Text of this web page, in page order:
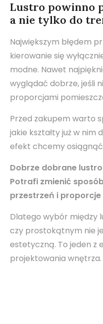
Lustro powinno
a nie tylko do
Największym błędem
kierowanie się
modne. Nawet
wyglądać dobrze, jeśli
proporcjami
Przed zakupem warto
jakie kształty już w nim
efekt chcemy
Dobrze dobrane
Potrafi zmienić
przestrzeń i proporcje
Dlatego wybór między
czy prostokątnym nie
estetyczną. To jeden z
projektowania wnętrza.